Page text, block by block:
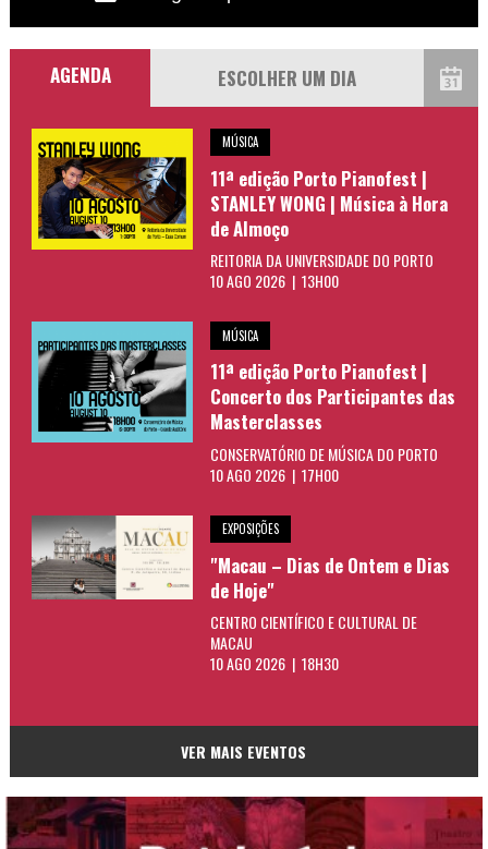
AGENDA
MÚSICA
11ª edição Porto Pianofest |
STANLEY WONG | Música à Hora
de Almoço
REITORIA DA UNIVERSIDADE DO PORTO
10 AGO 2026 | 13H00
MÚSICA
11ª edição Porto Pianofest |
Concerto dos Participantes das
Masterclasses
CONSERVATÓRIO DE MÚSICA DO PORTO
10 AGO 2026 | 17H00
EXPOSIÇÕES
"Macau – Dias de Ontem e Dias
de Hoje"
CENTRO CIENTÍFICO E CULTURAL DE
MACAU
10 AGO 2026 | 18H30
VER MAIS EVENTOS